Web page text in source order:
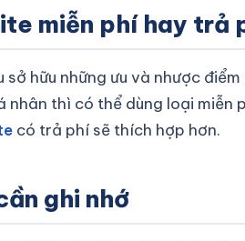
miễn phí hay trả
hữu những ưu và nhược
nhân thì có thể dùng loại
có trả phí sẽ thích hợp hơn.
cần ghi nhớ